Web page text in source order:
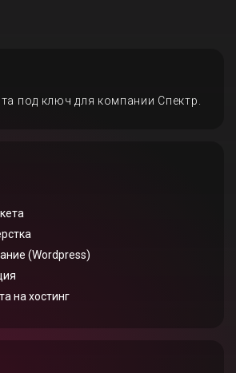
под ключ для компании Спектр.
(Wordpress)
на хостинг